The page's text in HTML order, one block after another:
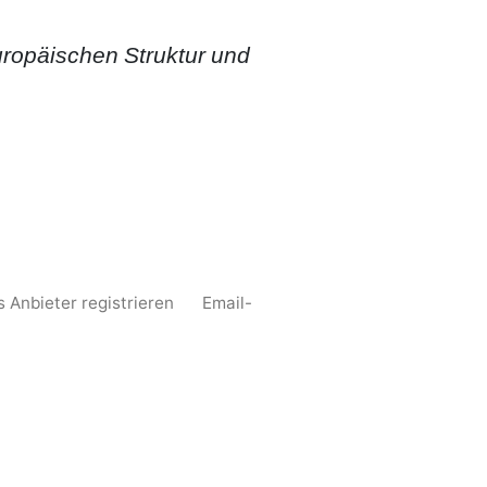
Struktur und
Anbieter registrieren
Email-